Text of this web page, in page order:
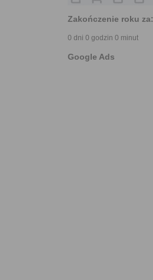
Zakończenie roku za:
0 dni 0 godzin 0 minut
Google Ads